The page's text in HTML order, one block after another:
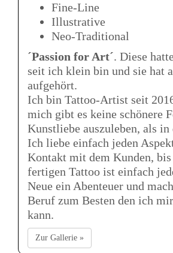
Fine-Line
Illustrative
Neo-Traditional
´Passion for Art´. Diese
seit ich klein bin und sie hat
aufgehört.
Ich bin Tattoo-Artist seit
mich gibt es keine schönere
Kunstliebe auszuleben, als
Ich liebe einfach jeden
Kontakt mit dem Kunden,
fertigen Tattoo ist einfach
Neue ein Abenteuer und
Beruf zum Besten den ich
kann.
Zur Gallerie »